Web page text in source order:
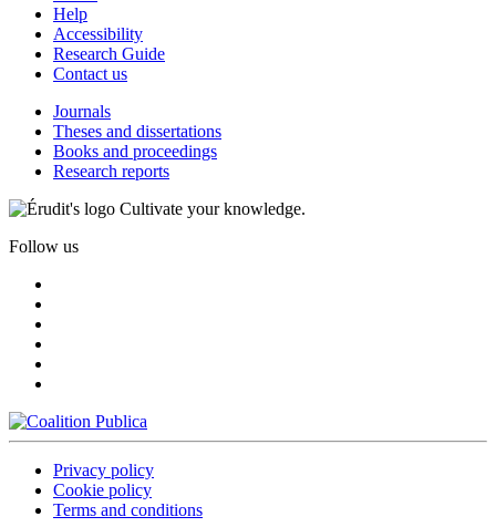
Help
Accessibility
Research Guide
Contact us
Journals
Theses and dissertations
Books and proceedings
Research reports
Cultivate your knowledge.
Follow us
Privacy policy
Cookie policy
Terms and conditions